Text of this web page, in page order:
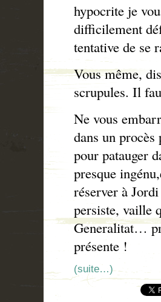
hypocrite je
difficilement
tentative de se
Vous même,
scrupules. Il
Ne vous
dans un
pour patauger
presque
réserver à
persiste, vaille
Generalitat…
présente !
(suite…)